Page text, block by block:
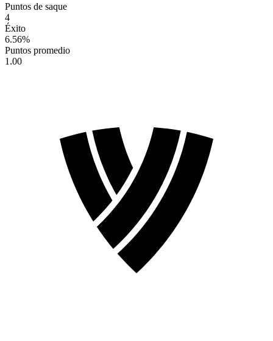
Puntos de saque
4
Éxito
6.56%
Puntos promedio
1.00